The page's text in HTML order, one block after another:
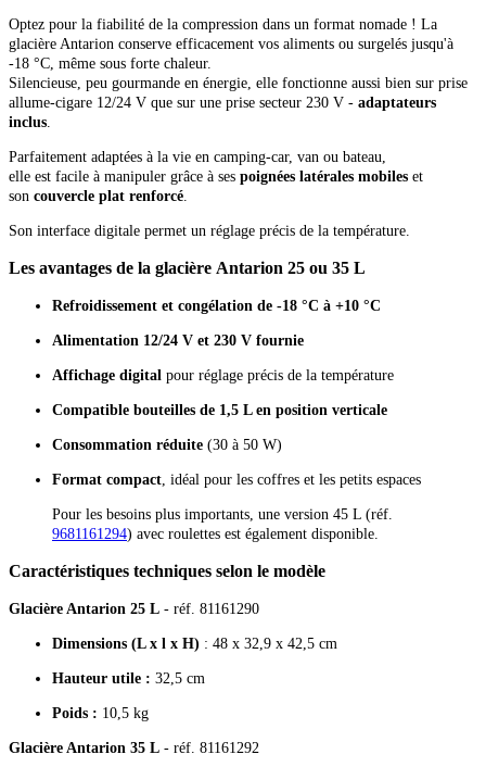
Optez pour la fiabilité de la compression dans un format nomade ! La
glacière Antarion conserve efficacement vos aliments ou surgelés jusqu'à
-18 °C, même sous forte chaleur.
Silencieuse, peu gourmande en énergie, elle fonctionne aussi bien sur prise
allume-cigare 12/24 V que sur une prise secteur 230 V - adaptateurs
inclus.
Parfaitement adaptées à la vie en camping-car, van ou bateau,
elle est facile à manipuler grâce à ses poignées latérales mobiles et
son couvercle plat renforcé.
Son interface digitale permet un réglage précis de la température.
Les avantages de la glacière Antarion 25 ou 35 L
Refroidissement et congélation de -18 °C à +10 °C
Alimentation 12/24 V et 230 V fournie
Affichage digital pour réglage précis de la température
Compatible bouteilles de 1,5 L en position verticale
Consommation réduite (30 à 50 W)
Format compact , idéal pour les coffres et les petits espaces
Pour les besoins plus importants, une version 45 L (réf.
9681161294) avec roulettes est également disponible.
Caractéristiques techniques selon le modèle
Glacière Antarion 25 L - réf. 81161290
Dimensions (L x l x H) : 48 x 32,9 x 42,5 cm
Hauteur utile : 32,5 cm
Poids : 10,5 kg
Glacière Antarion 35 L - réf. 81161292